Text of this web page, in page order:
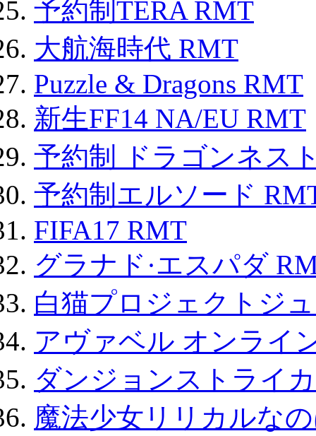
予約制TERA RMT
大航海時代 RMT
Puzzle & Dragons RMT
新生FF14 NA/EU RMT
予約制 ドラゴンネス
予約制エルソード
FIFA17 RMT
グラナド·エスパダ
白猫プロジェクトジ
アヴァベル オンライ
ダンジョンストライ
魔法少女リリカルな